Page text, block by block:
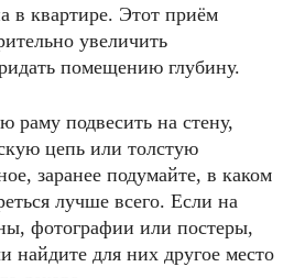
в квартире. Этот приём
увеличить
помещению глубину.
подвесить на стену,
цепь или толстую
заранее подумайте, в каком
лучше всего. Если на
фотографии или постеры,
найдите для них другое место